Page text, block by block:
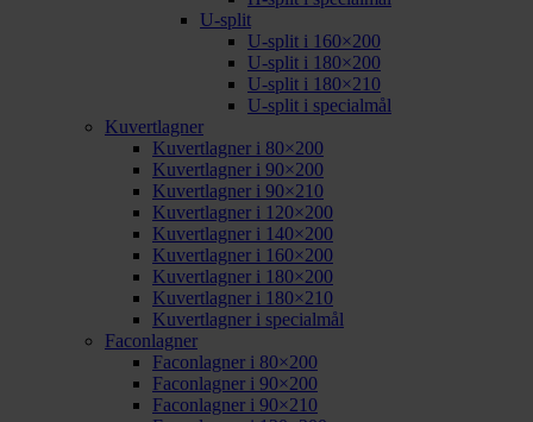
U-split
U-split i 160×200
U-split i 180×200
U-split i 180×210
U-split i specialmål
Kuvertlagner
Kuvertlagner i 80×200
Kuvertlagner i 90×200
Kuvertlagner i 90×210
Kuvertlagner i 120×200
Kuvertlagner i 140×200
Kuvertlagner i 160×200
Kuvertlagner i 180×200
Kuvertlagner i 180×210
Kuvertlagner i specialmål
Faconlagner
Faconlagner i 80×200
Faconlagner i 90×200
Faconlagner i 90×210